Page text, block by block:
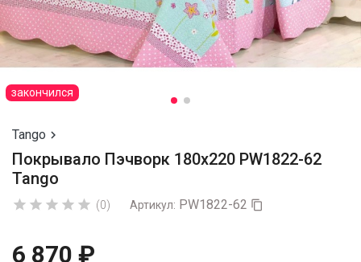
закончился
Tango 
Покрывало Пэчворк 180х220 PW1822-62
Tango
     (0) Артикул: PW1822-62 
6 870 ₽